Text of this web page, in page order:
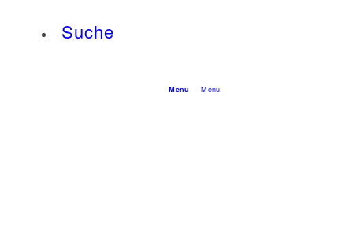
Suche
Menü Menü